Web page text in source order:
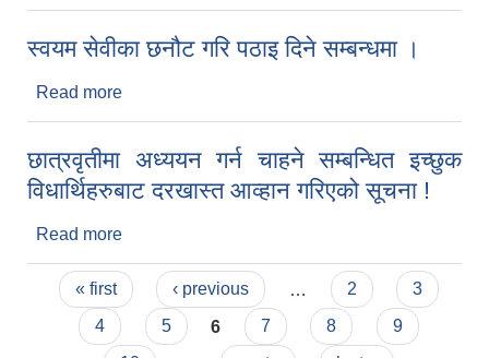
स्वयम सेवीका छनौट गरि पठाइ दिने सम्बन्धमा ।
Read more
छात्रवृतीमा अध्ययन गर्न चाहने सम्बन्धित इच्छुक
विधार्थिहरुबाट दरखास्त आव्हान गरिएको सूचना !
Read more
Pages
« first ‹ previous 2
3
4
5 6 7 8
9